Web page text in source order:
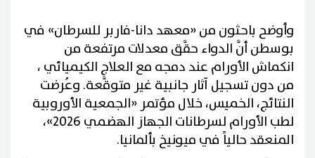
وأوضح باحثون من «معهد دانا-فاربر للسرطان» في
بوسطن أنَّ الدواء حقَّق معدلات مرتفعة من
انكماش الأورام عند دمجه مع العلاج الكيميائي ،
من دون تسجيل آثار جانبية غير متوقَّعة. وعُرضت
النتائج، الخميس، خلال مؤتمر «الجمعية الأوروبية
لطب الأورام لسرطانات الجهاز الهضمي 2026»،
المنعقد حالياً في ميونيخ بألمانيا.